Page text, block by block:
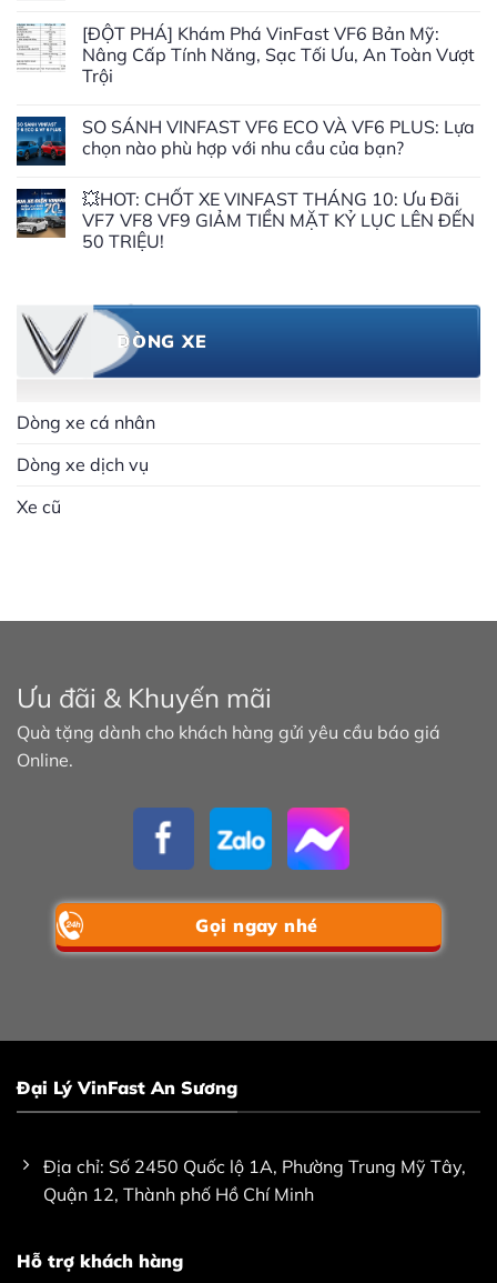
[ĐỘT PHÁ] Khám Phá VinFast VF6 Bản Mỹ:
Nâng Cấp Tính Năng, Sạc Tối Ưu, An Toàn Vượt
Trội
SO SÁNH VINFAST VF6 ECO VÀ VF6 PLUS: Lựa
chọn nào phù hợp với nhu cầu của bạn?
💥HOT: CHỐT XE VINFAST THÁNG 10: Ưu Đãi
VF7 VF8 VF9 GIẢM TIỀN MẶT KỶ LỤC LÊN ĐẾN
50 TRIỆU!
DÒNG XE
Dòng xe cá nhân
Dòng xe dịch vụ
Xe cũ
Ưu đãi & Khuyến mãi
Quà tặng dành cho khách hàng gửi yêu cầu báo giá
Online.
Gọi ngay nhé
Đại Lý VinFast An Sương
Địa chỉ: Số 2450 Quốc lộ 1A, Phường Trung Mỹ Tây,
Quận 12, Thành phố Hồ Chí Minh
Hỗ trợ khách hàng